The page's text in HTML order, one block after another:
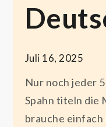
Juli 16, 2025
Nur noch jeder
Spahn titeln die
brauche